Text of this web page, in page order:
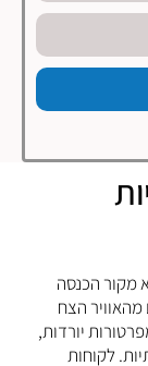
הכנסה
הצח
יורדות,
לקוחות